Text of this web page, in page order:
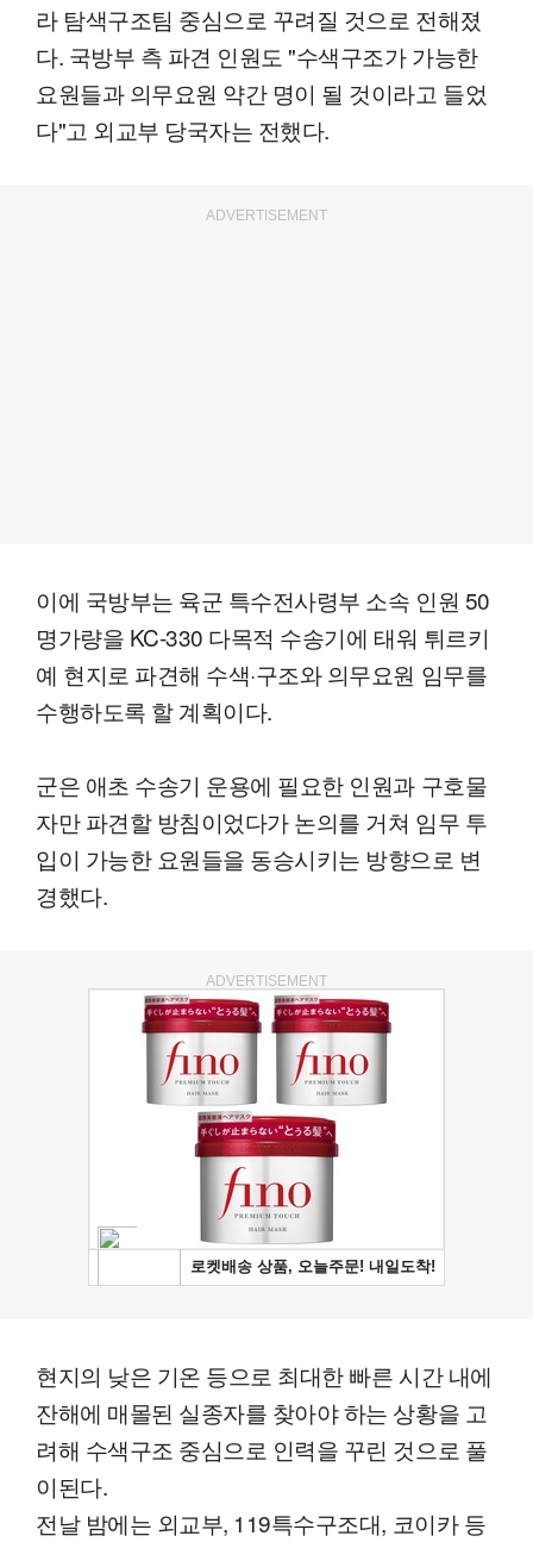
라 탐색구조팀 중심으로 꾸려질 것으로 전해졌
다. 국방부 측 파견 인원도 "수색구조가 가능한
요원들과 의무요원 약간 명이 될 것이라고 들었
다"고 외교부 당국자는 전했다.
ADVERTISEMENT
이에 국방부는 육군 특수전사령부 소속 인원 50
명가량을 KC-330 다목적 수송기에 태워 튀르키
예 현지로 파견해 수색·구조와 의무요원 임무를
수행하도록 할 계획이다.
군은 애초 수송기 운용에 필요한 인원과 구호물
자만 파견할 방침이었다가 논의를 거쳐 임무 투
입이 가능한 요원들을 동승시키는 방향으로 변
경했다.
ADVERTISEMENT
현지의 낮은 기온 등으로 최대한 빠른 시간 내에
잔해에 매몰된 실종자를 찾아야 하는 상황을 고
려해 수색구조 중심으로 인력을 꾸린 것으로 풀
이된다.
전날 밤에는 외교부, 119특수구조대, 코이카 등